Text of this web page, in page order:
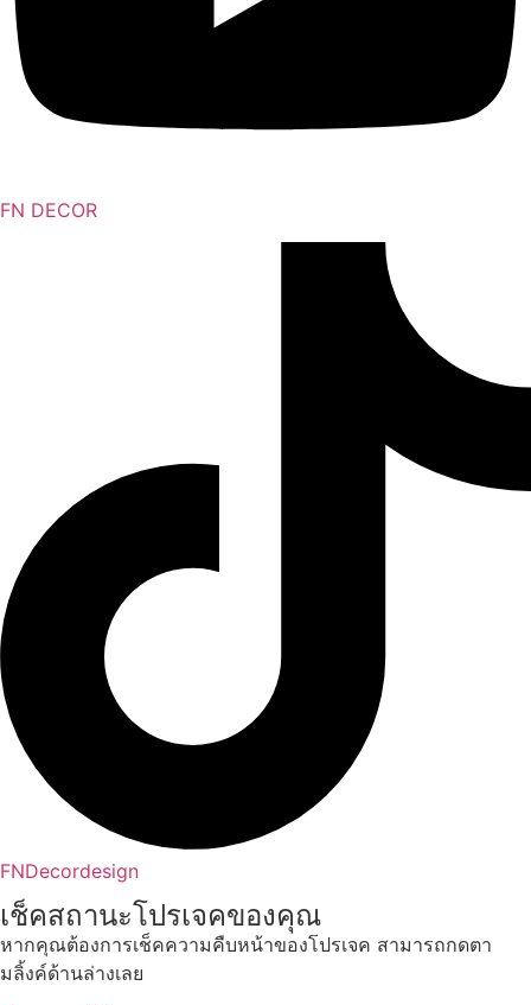
FN DECOR
FNDecordesign
เช็คสถานะโปรเจคของคุณ
หากคุณต้องการเช็คความคืบหน้าของโปรเจค สามารถกดตา
มลิ้งค์ด้านล่างเลย